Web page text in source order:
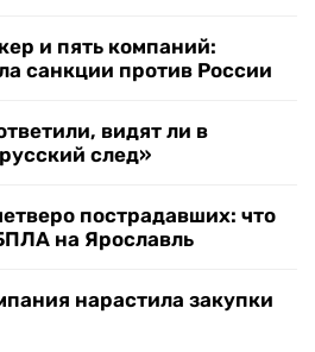
и пять компаний:
санкции против России
видят ли в
след»
пострадавших: что
на Ярославль
нарастила закупки